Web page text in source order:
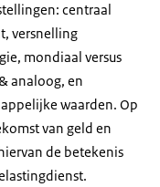
centraal
versnelling
mondiaal versus
analoog, en
waarden. Op
van geld en
de betekenis